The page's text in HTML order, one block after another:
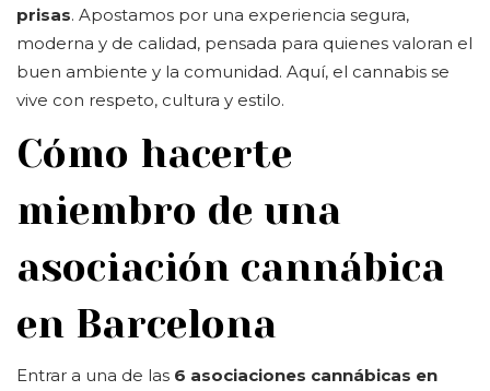
prisas. Apostamos por una experiencia segura,
moderna y de calidad, pensada para quienes valoran el
buen ambiente y la comunidad. Aquí, el cannabis se
vive con respeto, cultura y estilo.
Cómo hacerte
miembro de una
asociación cannábica
en Barcelona
Entrar a una de las 6 asociaciones cannábicas en